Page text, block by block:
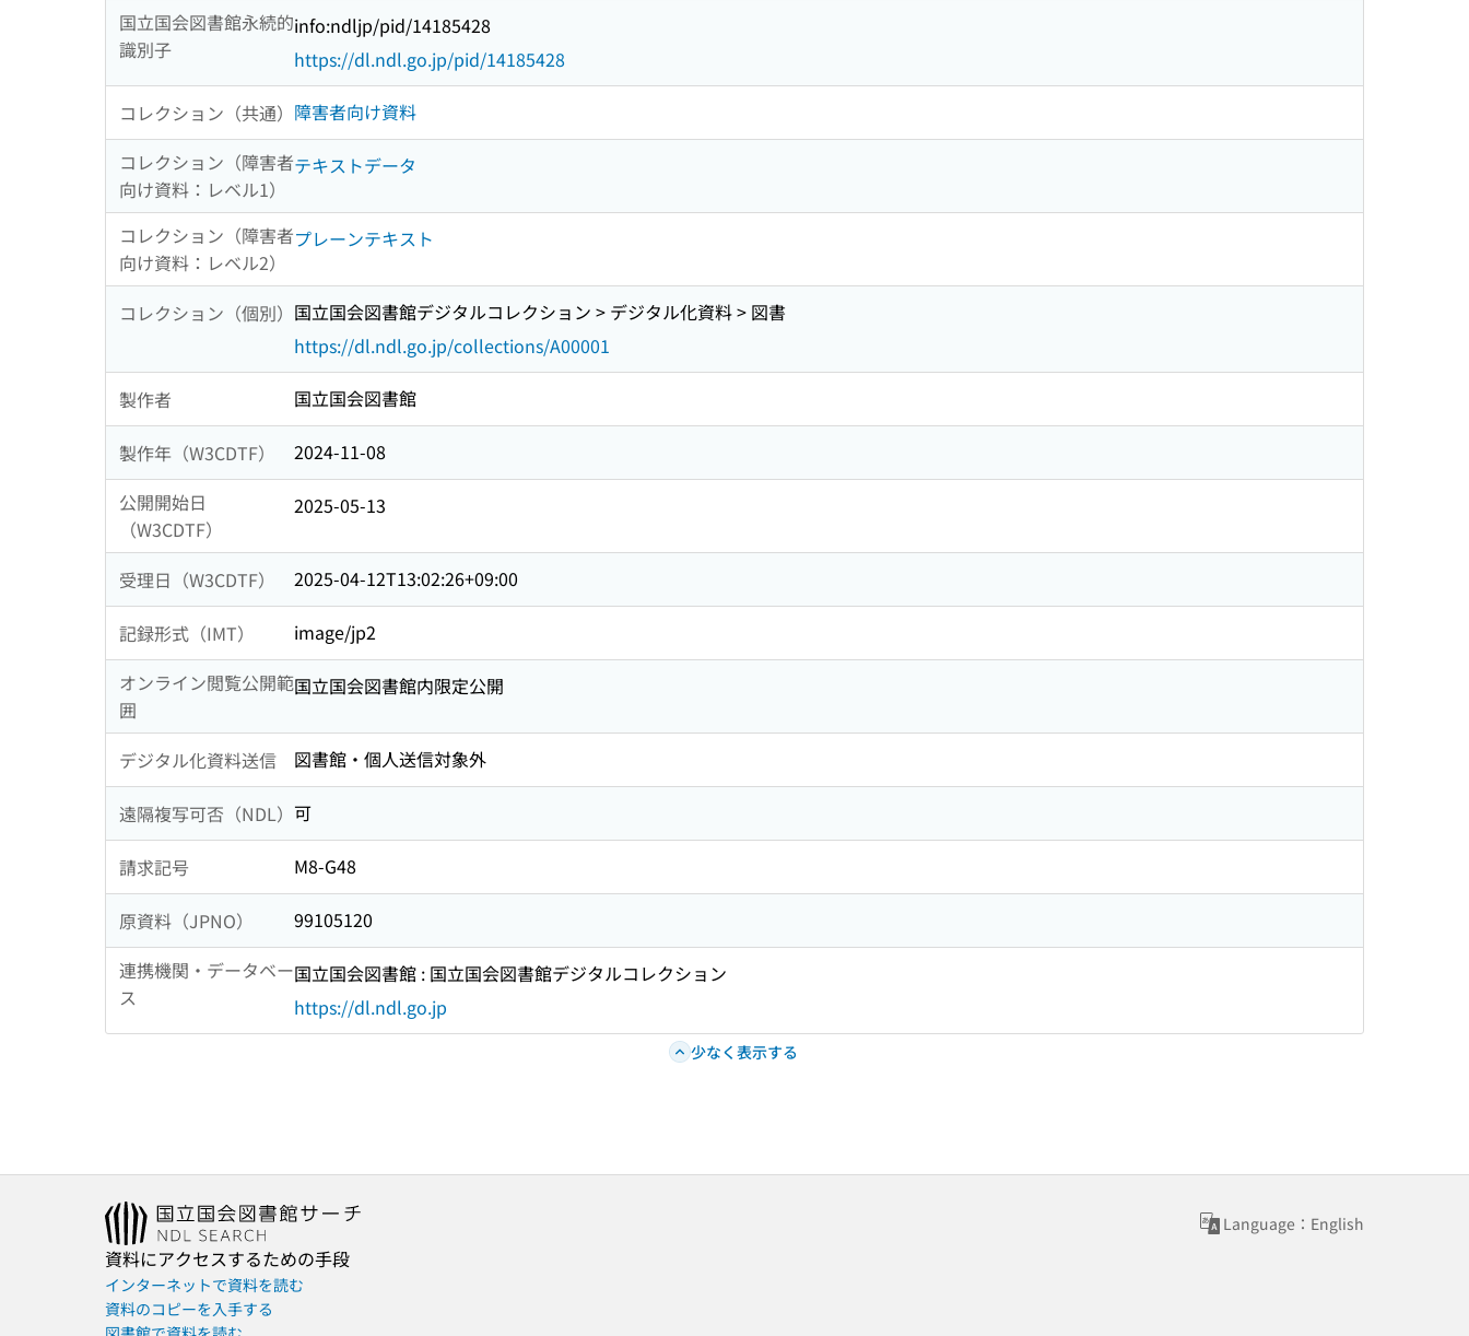
国立国会図書館永続的
識別子
info:ndljp/pid/14185428
https://dl.ndl.go.jp/pid/14185428
コレクション（共通） 障害者向け資料
コレクション（障害者
向け資料：レベル1）
テキストデータ
コレクション（障害者
向け資料：レベル2）
プレーンテキスト
コレクション（個別） 国立国会図書館デジタルコレクション > デジタル化資料 > 図書
https://dl.ndl.go.jp/collections/A00001
製作者 国立国会図書館
製作年（W3CDTF）
2024-11-08
公開開始日
（W3CDTF）
2025-05-13
受理日（W3CDTF） 2025-04-12T13:02:26+09:00
記録形式（IMT）
image/jp2
オンライン閲覧公開範
囲
国立国会図書館内限定公開
デジタル化資料送信 図書館・個人送信対象外
遠隔複写可否（NDL） 可
請求記号 M8-G48
原資料（JPNO）
99105120
連携機関・データベー
ス
国立国会図書館 : 国立国会図書館デジタルコレクション
https://dl.ndl.go.jp
少なく表示する
Language：English
資料にアクセスするための手段
インターネットで資料を読む
資料のコピーを入手する